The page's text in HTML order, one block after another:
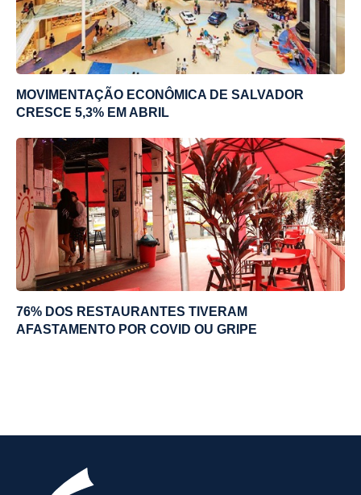
MOVIMENTAÇÃO ECONÔMICA DE SALVADOR
CRESCE 5,3% EM ABRIL
76% DOS RESTAURANTES TIVERAM
AFASTAMENTO POR COVID OU GRIPE